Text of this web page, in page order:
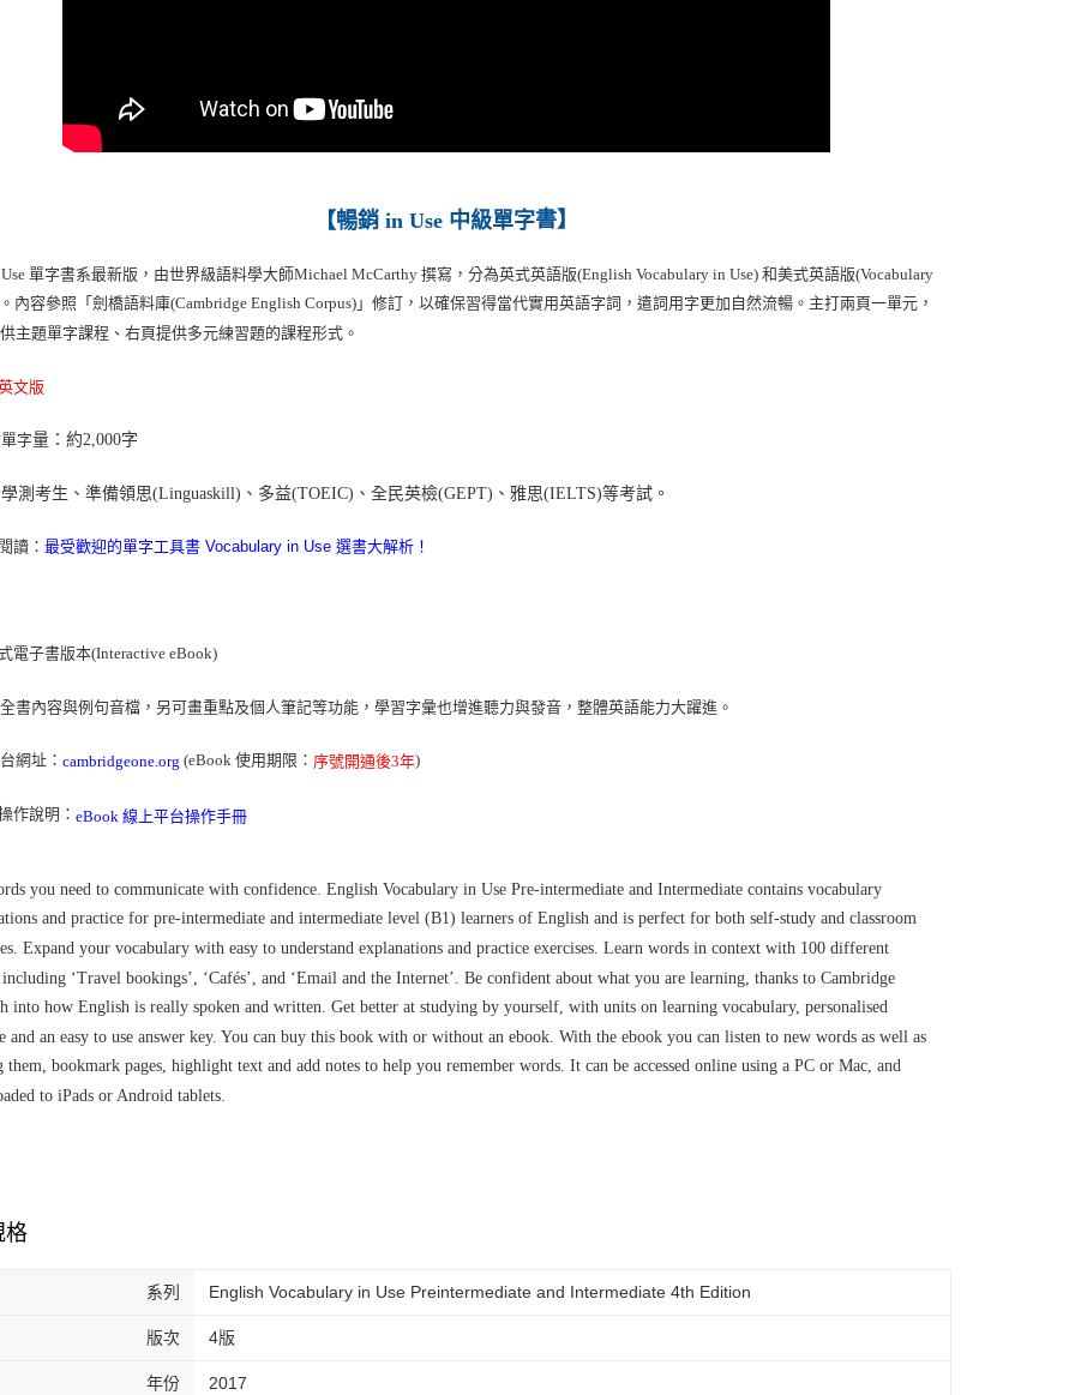
【暢銷 in Use 中級單字書】
單字書系最新版， 由世界級語料學大師Michael McCarthy 撰寫，分為英式英語版(English Vocabulary in Use) 和美式英語版(Vocabulary
內容參照「劍橋語料庫(Cambridge English Corpus)」修訂，以確保習得當代實用英語字詞，遣詞用字更加自然流暢。主打兩頁一單元，
主題單字課程、右頁提供多元練習題的課程形式。
文版
單字量：約2,000字
測考生、準備領思(Linguaskill)、多益(TOEIC)、全民英檢(GEPT)、雅思(IELTS)等考試。
讀 ：最受歡迎的單字工具書 Vocabulary in Use 選書大解析！
電子書版本(Interactive eBook)
全書內容與例句音檔，另可畫重點及個人筆記等功能，學習字彙也增進聽力與發音，整體英語能力大躍進。
網址：cambridgeone.org (eBook 使用期限： 序號開通後3年)
作說明：eBook 線上平台操作手冊
you need to communicate with confidence. English Vocabulary in Use Pre-intermediate and Intermediate contains vocabulary
and practice for pre-intermediate and intermediate level (B1) learners of English and is perfect for both self-study and classroom
Expand your vocabulary with easy to understand explanations and practice exercises. Learn words in context with 100 different
‘Travel bookings’, ‘Cafés’, and ‘Email and the Internet’. Be confident about what you are learning, thanks to Cambridge
into how English is really spoken and written. Get better at studying by yourself, with units on learning vocabulary, personalised
and an easy to use answer key. You can buy this book with or without an ebook. With the ebook you can listen to new words as well as
them, bookmark pages, highlight text and add notes to help you remember words. It can be accessed online using a PC or Mac, and
to iPads or Android tablets.
格
系列 English Vocabulary in Use Preintermediate and Intermediate 4th Edition
版次 4版
年份 2017